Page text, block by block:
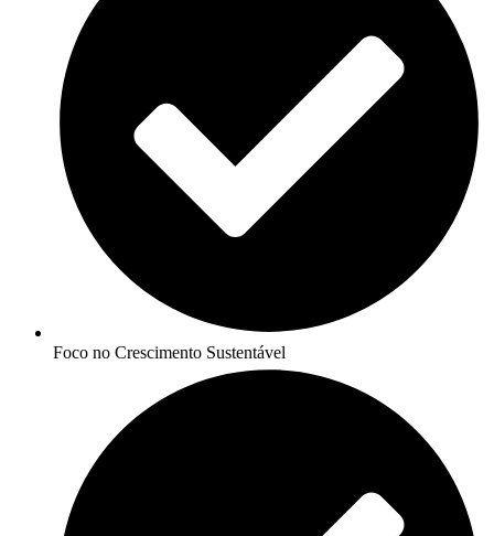
Foco no Crescimento Sustentável